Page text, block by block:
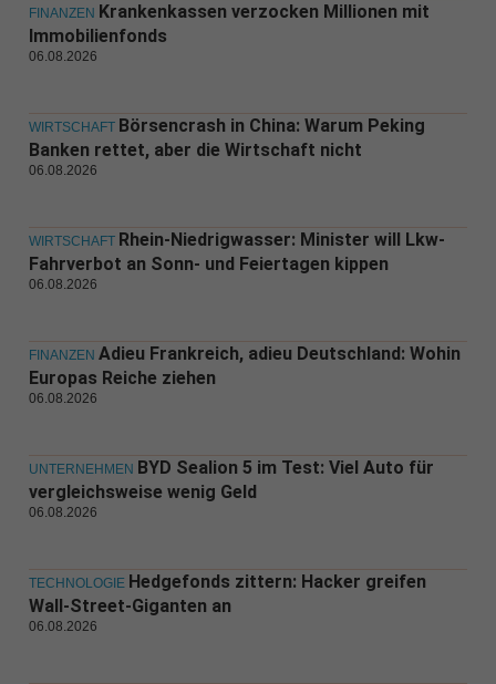
FINANZEN Krankenkassen verzocken Millionen mit
Immobilienfonds
06.08.2026
WIRTSCHAFT Börsencrash in China: Warum Peking
Banken rettet, aber die Wirtschaft nicht
06.08.2026
WIRTSCHAFT Rhein-Niedrigwasser: Minister will Lkw-
Fahrverbot an Sonn- und Feiertagen kippen
06.08.2026
FINANZEN Adieu Frankreich, adieu Deutschland: Wohin
Europas Reiche ziehen
06.08.2026
UNTERNEHMEN BYD Sealion 5 im Test: Viel Auto für
vergleichsweise wenig Geld
06.08.2026
TECHNOLOGIE Hedgefonds zittern: Hacker greifen
Wall-Street-Giganten an
06.08.2026